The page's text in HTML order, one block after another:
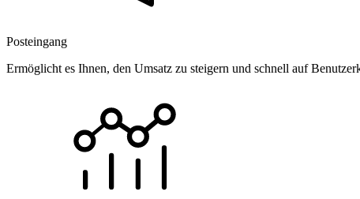
Posteingang
Ermöglicht es Ihnen, den Umsatz zu steigern und schnell auf